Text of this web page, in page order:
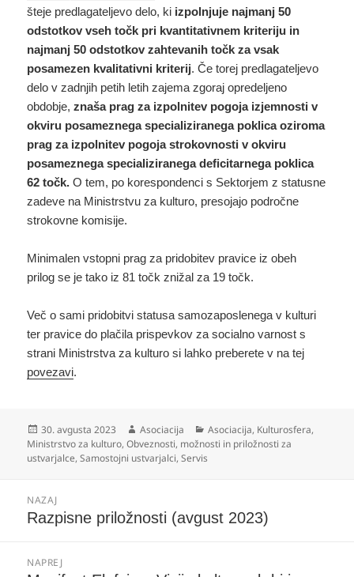
šteje predlagateljevo delo, ki izpolnjuje najmanj 50
odstotkov vseh točk pri kvantitativnem kriteriju in
najmanj 50 odstotkov zahtevanih točk za vsak
posamezen kvalitativni kriterij. Če torej predlagateljevo
delo v zadnjih petih letih zajema zgoraj opredeljeno
obdobje,znaša prag za izpolnitev pogoja izjemnosti v
okviru posameznega specializiranega poklica oziroma
prag za izpolnitev pogoja strokovnosti v okviru
posameznega specializiranega deficitarnega poklica
62 točk. O tem, po korespondenci s Sektorjem z statusne
zadeve na Ministrstvu za kulturo, presojajo področne
strokovne komisije.
Minimalen vstopni prag za pridobitev pravice iz obeh
prilog se je tako iz 81 točk znižal za 19 točk.
Več o sami pridobitvi statusa samozaposlenega v kulturi
ter pravice do plačila prispevkov za socialno varnost s
strani Ministrstva za kulturo si lahko preberete v na tej
povezavi.
Objavljeno
dne
30. avgusta 2023 Avtor
Asociacija Kategorije
Asociacija, Kulturosfera,
Ministrstvo za kulturo,Obveznosti, možnosti in priložnosti za
ustvarjalce,Samostojni ustvarjalci,Servis
prispevka
NAZAJ
Prejšnji
Razpisne priložnosti (avgust 2023)
NAPREJ